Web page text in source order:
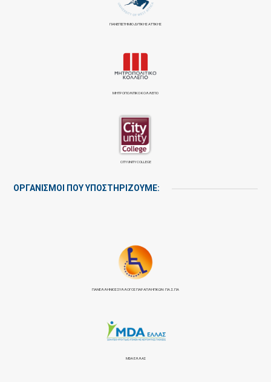
ΠΑΝΕΠΙΣΤΉΜΙΟ ΔΥΤΙΚΉΣ ΑΤΤΙΚΉΣ
ΜΗΤΡΟΠΟΛΙΤΙΚΟ ΚΟΛΛΕΓΙΟ
CITY UNITY COLLEGE
ΟΡΓΑΝΙΣΜΟΙ ΠΟΥ ΥΠΟΣΤΗΡΙΖΟΥΜΕ:
ΠΑΝΕΛΛΉΝΙΟΣ ΣΎΛΛΟΓΟΣ ΠΑΡΑΠΛΗΓΙΚΏΝ: ΠΑ.Σ.ΠΑ
MDA ΕΛΛΑΣ